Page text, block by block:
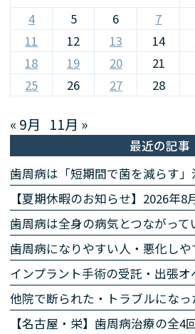
4
5 6 7
11
12 13 14
18
19 20 21
25
26 27 28
« 9月 11月 »
最近の記事